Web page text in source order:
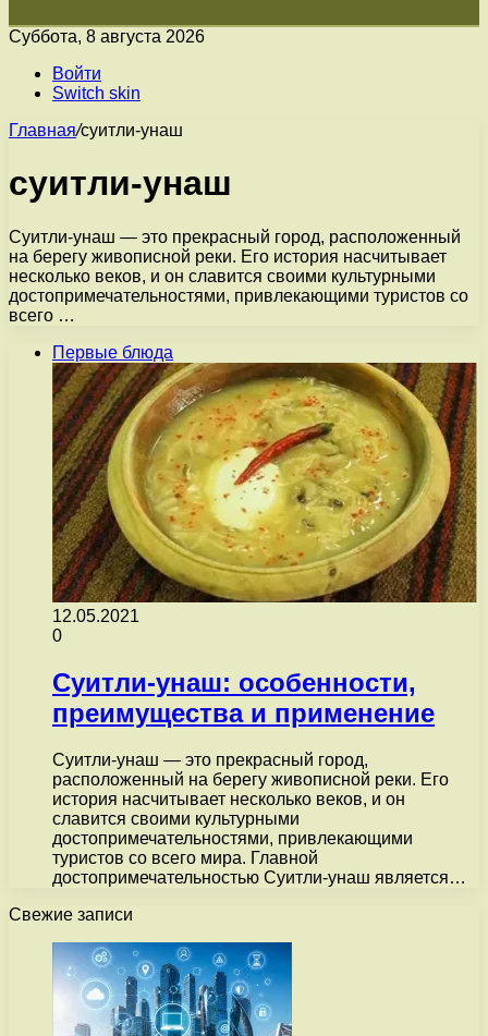
Суббота, 8 августа 2026
Войти
Switch skin
Главная/суитли-унаш
суитли-унаш
Суитли-унаш — это прекрасный город, расположенный
на берегу живописной реки. Его история насчитывает
несколько веков, и он славится своими культурными
достопримечательностями, привлекающими туристов со
всего …
Первые блюда
12.05.2021
0
Суитли-унаш: особенности,
преимущества и применение
Суитли-унаш — это прекрасный город,
расположенный на берегу живописной реки. Его
история насчитывает несколько веков, и он
славится своими культурными
достопримечательностями, привлекающими
туристов со всего мира. Главной
достопримечательностью Суитли-унаш является…
Свежие записи